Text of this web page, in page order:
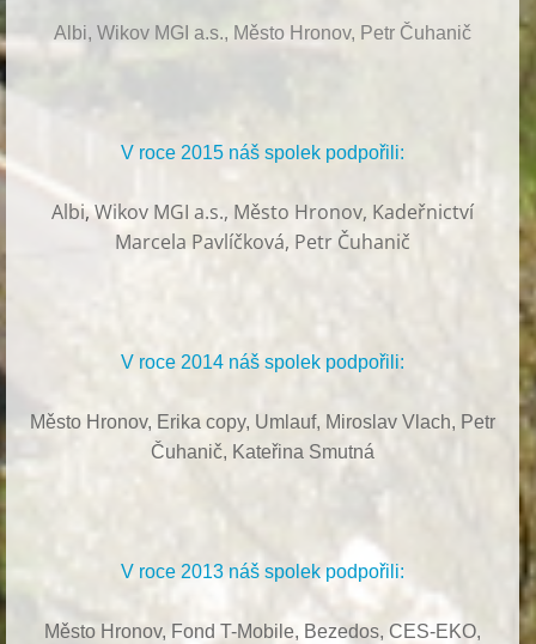
Albi, Wikov MGI a.s., Město Hronov, Petr Čuhanič
V roce 2015 náš spolek podpořili:
Albi,Wikov MGI a.s., Město Hronov, Kadeřnictví
Marcela Pavlíčková, Petr Čuhanič
V roce 2014 náš spolek podpořili:
Město Hronov, Erika copy, Umlauf, Miroslav Vlach, Petr
Čuhanič, Kateřina Smutná
V roce 2013 náš spolek podpořili:
Město Hronov, Fond T-Mobile, Bezedos, CES-EKO,